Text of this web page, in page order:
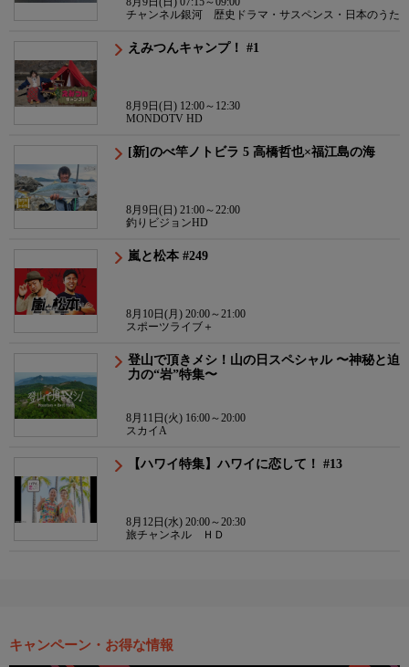
チャンネル銀河 歴史ドラマ・サスペンス・日本のうた
えみつんキャンプ！ #1
8月9日(日) 12:00～12:30
MONDOTV HD
[新]のべ竿ノトビラ 5 高橋哲也×福江島の海
8月9日(日) 21:00～22:00
釣りビジョンHD
嵐と松本 #249
8月10日(月) 20:00～21:00
スポーツライブ＋
登山で頂きメシ！山の日スペシャル 〜神秘と迫
力の“岩”特集〜
8月11日(火) 16:00～20:00
スカイA
【ハワイ特集】ハワイに恋して！ #13
8月12日(水) 20:00～20:30
旅チャンネル ＨＤ
キャンペーン・お得な情報